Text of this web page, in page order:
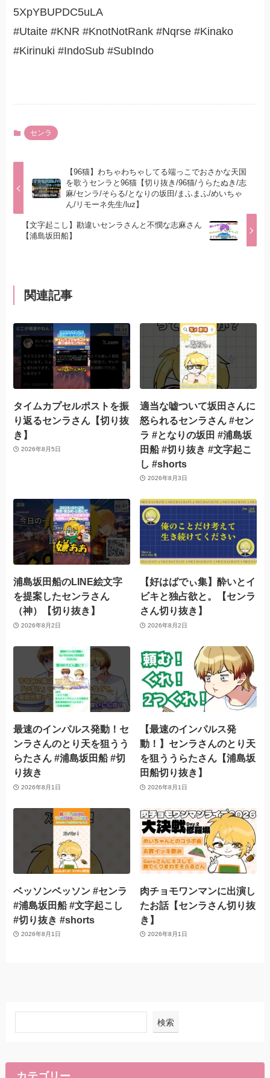
5XpYBUPDC5uLA
#Utaite #KNR #KnotNotRank #Nqrse #Kinako
#Kirinuki #IndoSub #SubIndo
センラ
【96猫】わちゃわちゃしてる端っこでおさかな天国
を歌うセンラと96猫【切り抜き/96猫/うらたぬき/志
麻/センラ/そらる/となりの坂田/まふまふ/めいちゃ
ん/リモーネ先生/luz】
【文字起こし】勘違いセンラさんと不憫な志麻さん
【浦島坂田船】
関連記事
タイムカプセルポストを振
り返るセンラさん【切り抜
き】
2026年8月5日
適当な嘘ついて坂田さんに
怒られるセンラさん #セン
ラ #となりの坂田 #浦島坂
田船 #切り抜き #文字起こ
し #shorts
2026年8月3日
浦島坂田船のLINE絵文字
を提案したセンラさん
（神）【切り抜き】
2026年8月2日
【好はばでぃ集】酔いとイ
ビキと独占欲と。【センラ
さん切り抜き】
2026年8月2日
最速のインパルス発動！セ
ンラさんのとり天を狙うう
らたさん #浦島坂田船 #切
り抜き
2026年8月1日
【最速のインパルス発
動！】センラさんのとり天
を狙ううらたさん【浦島坂
田船切り抜き】
2026年8月1日
ベッソンベッソン #センラ
#浦島坂田船 #文字起こし
#切り抜き #shorts
2026年8月1日
肉チョモワンマンに出演し
たお話【センラさん切り抜
き】
2026年8月1日
検索